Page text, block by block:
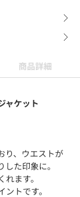
商品詳細
ャケット
り、ウエストが
た印象に。
ます。
トです。